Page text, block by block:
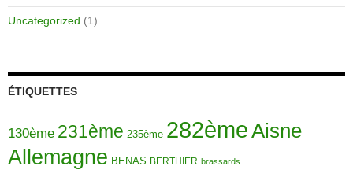
Uncategorized (1)
ÉTIQUETTES
130ème 231ème 235ème 282èmeAisne
Allemagne BENAS BERTHIER brassards